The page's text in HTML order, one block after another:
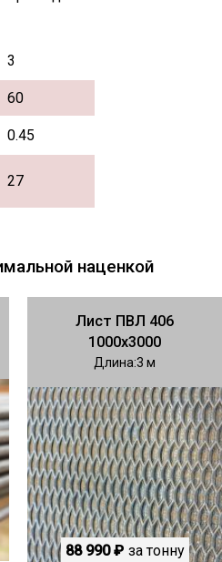
3
60
0.45
27
наценкой
Лист ПВЛ 406
1000х3000
Длина 3
88 990 ₽ за тонну